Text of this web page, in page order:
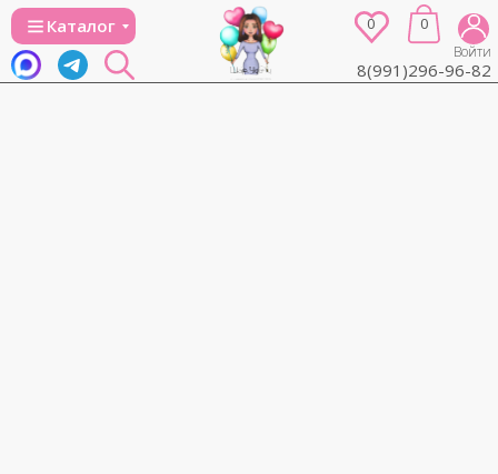
Каталог
Войти
0 0
8(991)296-96-82